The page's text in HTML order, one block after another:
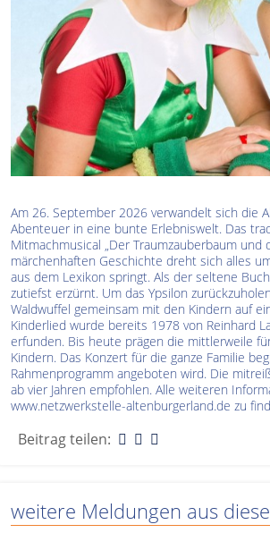
Am 26. September 2026 verwandelt sich die
Abenteuer in eine bunte Erlebniswelt. Das
Mitmachmusical „Der Traumzauberbaum und
märchenhaften Geschichte dreht sich alles
aus dem Lexikon springt. Als der seltene
zutiefst erzürnt. Um das Ypsilon
Waldwuffel gemeinsam mit den Kindern auf
Kinderlied wurde bereits 1978 von Reinhard
erfunden. Bis heute prägen die mittlerweile
Kindern. Das Konzert für die ganze Familie
Rahmenprogramm angeboten wird. Die
ab vier Jahren empfohlen. Alle weiteren
www.netzwerkstelle-altenburgerland.de zu
Beitrag teilen:
weitere Meldungen aus